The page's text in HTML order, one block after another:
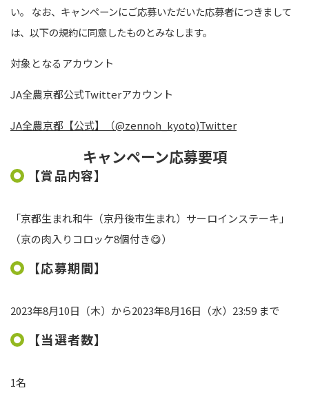
い。 なお、キャンペーンにご応募いただいた応募者につきまして
は、以下の規約に同意したものとみなします。
対象となるアカウント
JA全農京都公式Twitterアカウント
JA全農京都【公式】（@zennoh_kyoto)Twitter
キャンペーン応募要項
【賞品内容】
「京都生まれ和牛（京丹後市生まれ）サーロインステーキ」
（京の肉入りコロッケ8個付き😋）
【応募期間】
2023年8月10日（木）から2023年8月16日（水）23:59 まで
【当選者数】
1名